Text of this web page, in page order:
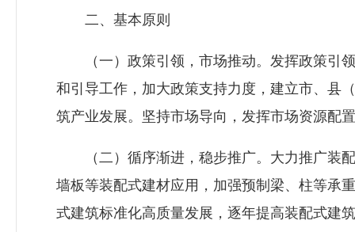
二、基本原则
（一）政策引领，市场推动。发挥政策引领
和引导工作，加大政策支持力度，建立市、县
筑产业发展。坚持市场导向，发挥市场资源配
（二）循序渐进，稳步推广。大力推广装配
墙板等装配式建材应用，加强预制梁、柱等承
式建筑标准化高质量发展，逐年提高装配式建